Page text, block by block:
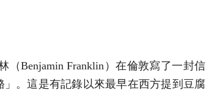
（Benjamin Franklin）在倫敦寫了一封信
」。這是有記錄以來最早在西方提到豆腐